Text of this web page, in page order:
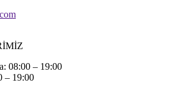
08:00 – 19:00
– 19:00